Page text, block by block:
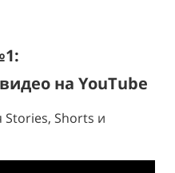
на YouTube
Stories, Shorts и